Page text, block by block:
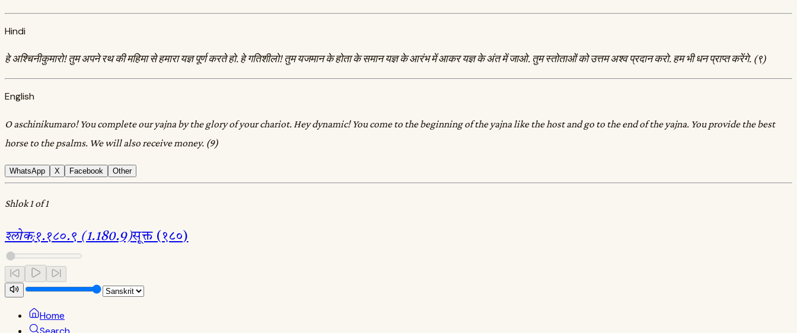
Hindi
हे अश्चिनीकुमारो! तुम अपने रथ की महिमा से हमारा यज्ञ पूर्ण करते हो. हे गतिशीलो! तुम यजमान के होता के समान यज्ञ के आरंभ में आकर यज्ञ के अंत में जाओ. तुम स्तोताओं को उत्तम अश्व प्रदान करो. हम भी धन प्राप्त करेंगे. (९)
English
O aschinikumaro! You complete our yajna by the glory of your chariot. Hey dynamic! You come to the beginning of the yajna like the host and go to the end of the yajna. You provide the best
horse to the psalms. We will also receive money. (9)
WhatsApp X Facebook Other
Shlok 1 of 1
श्लोक:१.१८०.९ (1.180.9)सूक्त (१८०)
Home